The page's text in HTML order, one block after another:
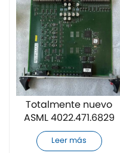
Totalmente nuevo
ASML 4022.471.6829
Módulo de fuente de
alimentación
Leer más